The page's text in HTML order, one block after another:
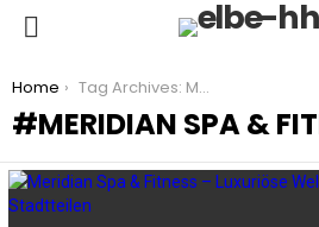
You are here:
Home Tag Archives: Meridian Spa & Fitness
MERIDIAN SPA &
LATEST